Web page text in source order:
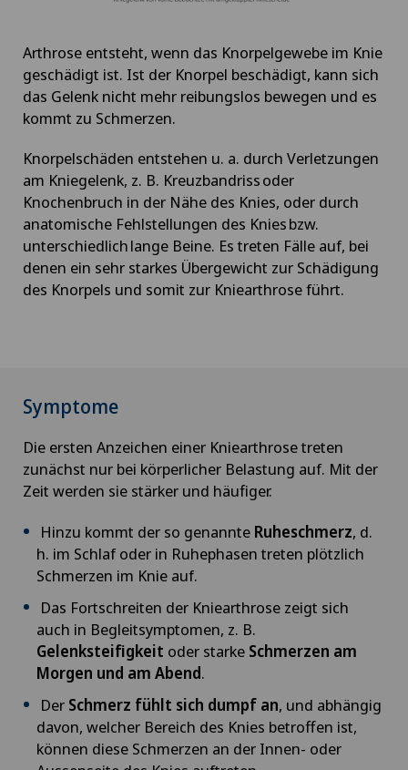
Arthrose entsteht, wenn das Knorpelgewebe im Knie
geschädigt ist. Ist der Knorpel beschädigt, kann sich
das Gelenk nicht mehr reibungslos bewegen und es
kommt zu Schmerzen.
Knorpelschäden entstehen u. a. durch Verletzungen
am Kniegelenk, z. B. Kreuzbandriss oder
Knochenbruch in der Nähe des Knies, oder durch
anatomische Fehlstellungen des Knies bzw.
unterschiedlich lange Beine. Es treten Fälle auf, bei
denen ein sehr starkes Übergewicht zur Schädigung
des Knorpels und somit zur Kniearthrose führt.
Symptome
Die ersten Anzeichen einer Kniearthrose treten
zunächst nur bei körperlicher Belastung auf. Mit der
Zeit werden sie stärker und häufiger.
Hinzu kommt der so genannte Ruheschmerz, d.
h. im Schlaf oder in Ruhephasen treten plötzlich
Schmerzen im Knie auf.
Das Fortschreiten der Kniearthrose zeigt sich
auch in Begleitsymptomen, z. B.
Gelenksteifigkeit oder starke Schmerzen am
Morgen und am Abend.
Der Schmerz fühlt sich dumpf an, und abhängig
davon, welcher Bereich des Knies betroffen ist,
können diese Schmerzen an der Innen- oder